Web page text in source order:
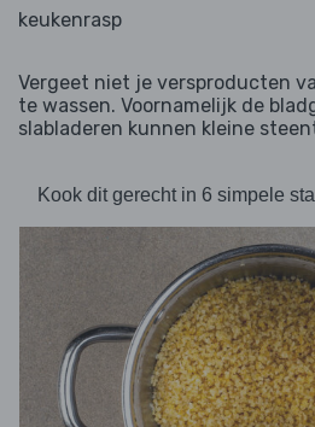
keukenrasp
Vergeet niet je versproducten
te wassen. Voornamelijk de
slabladeren kunnen kleine
Kook dit gerecht in 6 simpele